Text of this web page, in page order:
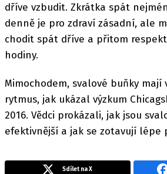
dříve vzbudit. Zkrátka spát
denně je pro zdraví zásadní, ale
chodit spát dříve a přitom
hodiny.
Mimochodem, svalové buňky
rytmus, jak ukázal výzkum
2016. Vědci prokázali, jak jsou
efektivnější a jak se zotavují lépe
Sdílet na X